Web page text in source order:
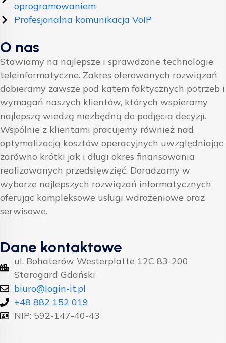
oprogramowaniem
Profesjonalna komunikacja VoIP
O nas
Stawiamy na najlepsze i sprawdzone technologie
teleinformatyczne. Zakres oferowanych rozwiązań
dobieramy zawsze pod kątem faktycznych potrzeb i
wymagań naszych klientów, których wspieramy
najlepszą wiedzą niezbędną do podjęcia decyzji.
Wspólnie z klientami pracujemy również nad
optymalizacją kosztów operacyjnych uwzględniając
zarówno krótki jak i długi okres finansowania
realizowanych przedsięwzięć. Doradzamy w
wyborze najlepszych rozwiązań informatycznych
oferując kompleksowe usługi wdrożeniowe oraz
serwisowe.
Dane kontaktowe
ul. Bohaterów Westerplatte 12C 83-200
Starogard Gdański
biuro@login-it.pl
+48 882 152 019
NIP: 592-147-40-43